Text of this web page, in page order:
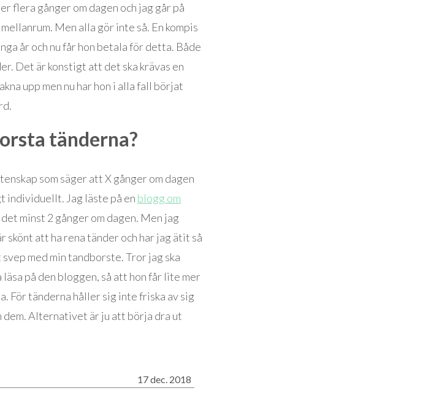
flera gånger om dagen och jag går på
Men alla gör inte så. En kompis
år och nu får hon betala för detta. Både
Det är konstigt att det ska krävas en
upp men nu har hon i alla fall börjat
tänderna?
som säger att X gånger om dagen
individuellt. Jag läste på en blogg om
minst 2 gånger om dagen. Men jag
att ha rena tänder och har jag ätit så
med min tandborste. Tror jag ska
på den bloggen, så att hon får lite mer
För tänderna håller sig inte friska av sig
dem. Alternativet är ju att börja dra ut
17 dec. 2018